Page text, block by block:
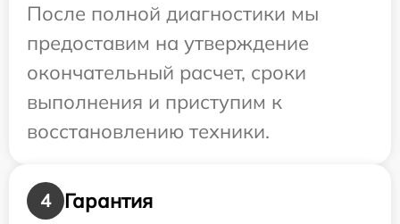
После полной диагностики мы
предоставим на утверждение
окончательный расчет, сроки
выполнения и приступим к
восстановлению техники.
4
Гарантия